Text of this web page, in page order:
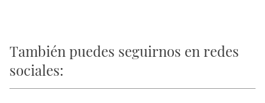
También puedes seguirnos en redes
sociales: